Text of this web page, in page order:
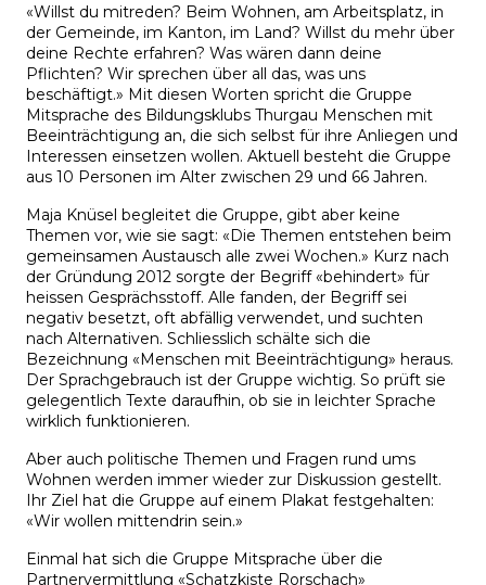
«Willst du mitreden? Beim Wohnen, am Arbeitsplatz, in
der Gemeinde, im Kanton, im Land? Willst du mehr über
deine Rechte erfahren? Was wären dann deine
Pflichten? Wir sprechen über all das, was uns
beschäftigt.» Mit diesen Worten spricht die Gruppe
Mitsprache des Bildungsklubs Thurgau Menschen mit
Beeinträchtigung an, die sich selbst für ihre Anliegen und
Interessen einsetzen wollen. Aktuell besteht die Gruppe
aus 10 Personen im Alter zwischen 29 und 66 Jahren.
Maja Knüsel begleitet die Gruppe, gibt aber keine
Themen vor, wie sie sagt: «Die Themen entstehen beim
gemeinsamen Austausch alle zwei Wochen.» Kurz nach
der Gründung 2012 sorgte der Begriff «behindert» für
heissen Gesprächsstoff. Alle fanden, der Begriff sei
negativ besetzt, oft abfällig verwendet, und suchten
nach Alternativen. Schliesslich schälte sich die
Bezeichnung «Menschen mit Beeinträchtigung» heraus.
Der Sprachgebrauch ist der Gruppe wichtig. So prüft sie
gelegentlich Texte daraufhin, ob sie in leichter Sprache
wirklich funktionieren.
Aber auch politische Themen und Fragen rund ums
Wohnen werden immer wieder zur Diskussion gestellt.
Ihr Ziel hat die Gruppe auf einem Plakat festgehalten:
«Wir wollen mittendrin sein.»
Einmal hat sich die Gruppe Mitsprache über die
Partnervermittlung «Schatzkiste Rorschach»